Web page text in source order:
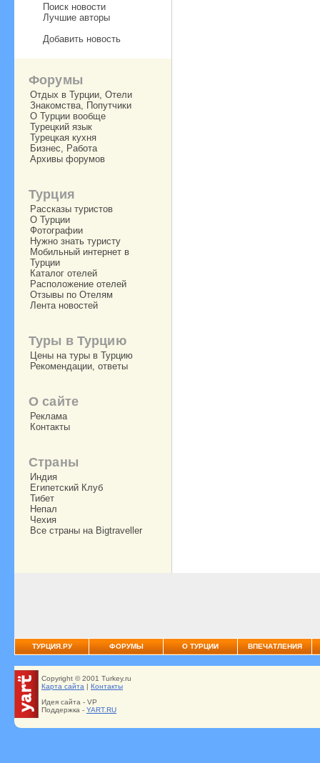
Поиск новости
Лучшие авторы
Добавить новость
Форумы
Отдых в Турции, Отели
Знакомства, Попутчики
О Турции вообще
Турецкий язык
Турецкая кухня
Бизнес, Работа
Архивы форумов
Турция
Рассказы туристов
О Турции
Фотографии
Нужно знать туристу
Мобильный интернет в
Турции
Каталог отелей
Расположение отелей
Отзывы по Отелям
Лента новостей
Туры в Турцию
Цены на туры в Турцию
Рекомендации, ответы
О сайте
Реклама
Контакты
Страны
Индия
Египетский Клуб
Тибет
Непал
Чехия
Все страны на Bigtraveller
ТУРЦИЯ.РУ ФОРУМЫ О ТУРЦИИ ВПЕЧАТЛЕНИЯ
Copyright © 2001 Turkey.ru
Карта сайта | Контакты
Идея сайта - VP
Поддержка - YART.RU